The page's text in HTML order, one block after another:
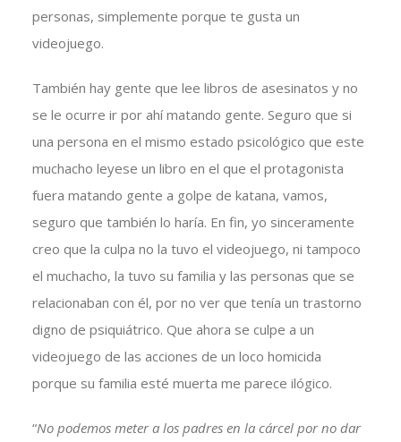
personas, simplemente porque te gusta un
videojuego.
También hay gente que lee libros de asesinatos y no
se le ocurre ir por ahí matando gente. Seguro que si
una persona en el mismo estado psicológico que este
muchacho leyese un libro en el que el protagonista
fuera matando gente a golpe de katana, vamos,
seguro que también lo haría. En fin, yo sinceramente
creo que la culpa no la tuvo el videojuego, ni tampoco
el muchacho, la tuvo su familia y las personas que se
relacionaban con él, por no ver que tenía un trastorno
digno de psiquiátrico. Que ahora se culpe a un
videojuego de las acciones de un loco homicida
porque su familia esté muerta me parece ilógico.
“No podemos meter a los padres en la cárcel por no dar